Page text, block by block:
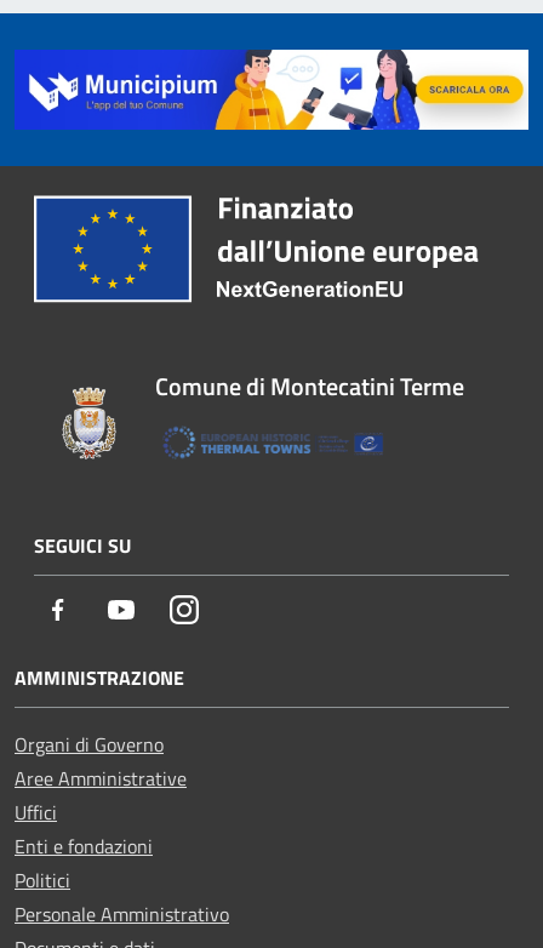
Comune di Montecatini Terme
SEGUICI SU
Facebook YoutubeInstagram
AMMINISTRAZIONE
Organi di Governo
Aree Amministrative
Uffici
Enti e fondazioni
Politici
Personale Amministrativo